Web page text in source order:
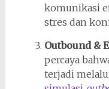
komunikasi
stres dan
Outbound &
percaya
terjadi